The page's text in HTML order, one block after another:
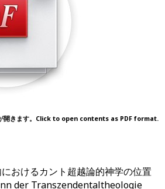
開きます。Click to open contents as PDF format.
おけるカント超越論的神学の位置
der Transzendentaltheologie